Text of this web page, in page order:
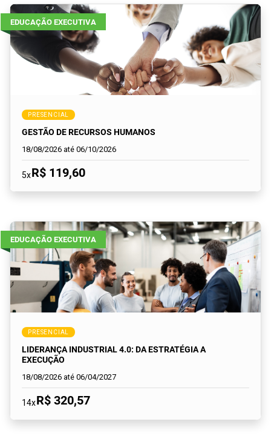
EDUCAÇÃO EXECUTIVA
PRESENCIAL
GESTÃO DE RECURSOS HUMANOS
18/08/2026 até 06/10/2026
5xR$ 119,60
EDUCAÇÃO EXECUTIVA
PRESENCIAL
LIDERANÇA INDUSTRIAL 4.0: DA ESTRATÉGIA A
EXECUÇÃO
18/08/2026 até 06/04/2027
14xR$ 320,57